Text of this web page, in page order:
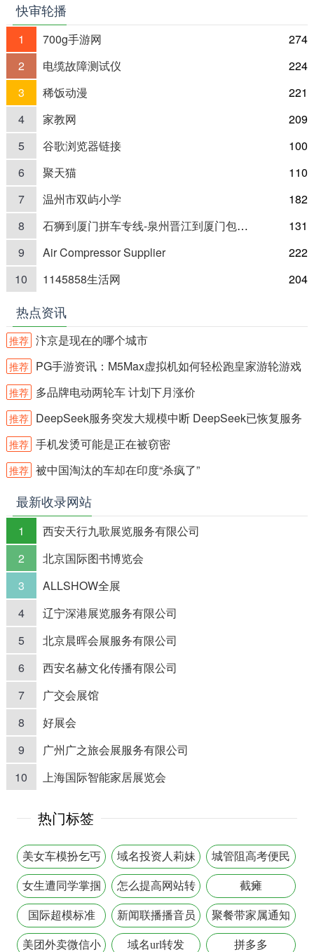
快审轮播
1 700g手游网
274
2
电缆故障测试仪
224
3
稀饭动漫
221
4
家教网
209
5
谷歌浏览器链接
100
6
聚天猫
110
7
温州市双屿小学
182
8
石狮到厦门拼车专线-泉州晋江到厦门包车电
131
9
Air Compressor Supplier
222
10
1145858生活网 204
热点资讯
推荐 汴京是现在的哪个城市
推荐 PG手游资讯：M5Max虚拟机如何轻松跑皇家游轮游戏
推荐 多品牌电动两轮车 计划下月涨价
推荐 DeepSeek服务突发大规模中断 DeepSeek已恢复服务
推荐 手机发烫可能是正在被窃密
推荐 被中国淘汰的车却在印度“杀疯了”
最新收录网站
1
西安天行九歌展览服务有限公司
2
北京国际图书博览会
3
ALLSHOW全展
4
辽宁深港展览服务有限公司
5
北京晨晖会展服务有限公司
6
西安名赫文化传播有限公司
7
广交会展馆
8
好展会
9
广州广之旅会展服务有限公司
10
上海国际智能家居展览会
热门标签
美女车模扮乞丐
乞讨
域名投资人莉妹
城管阻高考便民
点
女生遭同学掌掴
怎么提高网站转
化率
截瘫
国际超模标准
新闻联播播音员
王宁
聚餐带家属通知
美团外卖微信小 域名url转发 拼多多